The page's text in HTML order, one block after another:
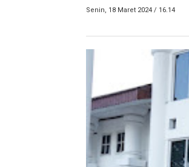
Senin, 18 Maret 2024 / 16.14